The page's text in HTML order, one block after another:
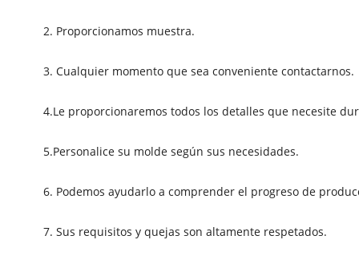
2. Proporcionamos muestra.
3. Cualquier momento que sea conveniente contactarnos.
4.Le proporcionaremos todos los detalles que necesite
5.Personalice su molde según sus necesidades.
6. Podemos ayudarlo a comprender el progreso de
7. Sus requisitos y quejas son altamente respetados.